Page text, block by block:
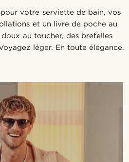
votre serviette de bain, vos
et un livre de poche au
au toucher, des bretelles
léger. En toute élégance.